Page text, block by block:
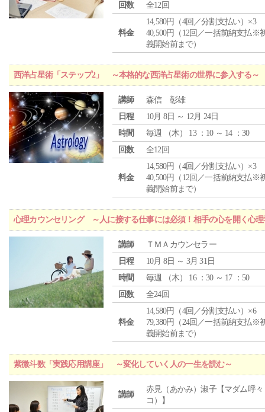
回数
全12回
料金
14,580円（4回／分割支払い）×3
40,500円（12回／一括前納支払※
義開始前まで）
西洋占星術「ステップ2」 ～本格的な西洋占星術の世界に参入する～
講師
森信 彰雄
日程
10月 8日 ～ 12月 24日
時間
毎週 （木） 13 ：10 ～ 14 ：30
回数
全12回
料金
14,580円（4回／分割支払い）×3
40,500円（12回／一括前納支払※
義開始前まで）
心理カウンセリング ～人に接する仕事には必須！相手の心を開く心理
講師
ＴＭＡカウンセラー
日程
10月 8日 ～ 3月 31日
時間
毎週 （木） 16 ：30 ～ 17 ：50
回数
全24回
料金
14,580円（4回／分割支払い）×6
79,380円（24回／一括前納支払※
義開始前まで）
紫微斗数「実践応用講座」 ～変化していく人の一生を読む～
講師
赤見（あかみ）淑子【マダム呼々
コ）】